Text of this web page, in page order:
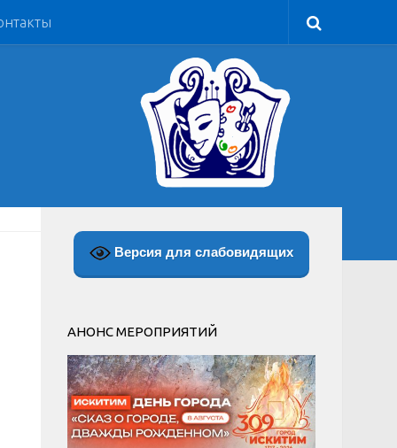
Версия для слабовидящих
АНОНС МЕРОПРИЯТИЙ